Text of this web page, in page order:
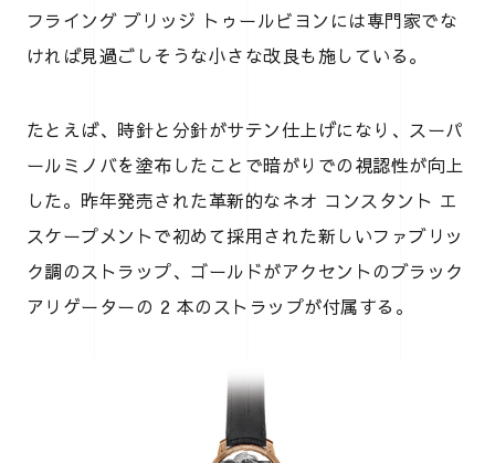
フライング ブリッジ トゥールビヨンには専門家でな
ければ見過ごしそうな小さな改良も施している。
たとえば、時針と分針がサテン仕上げになり、スーパ
ールミノバを塗布したことで暗がりでの視認性が向上
した。昨年発売された革新的なネオ コンスタント エ
スケープメントで初めて採用された新しいファブリッ
ク調のストラップ、ゴールドがアクセントのブラック
アリゲーターの 2 本のストラップが付属する。